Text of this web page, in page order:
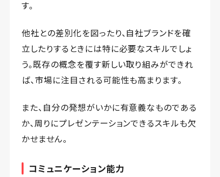
す。
他社との差別化を図ったり、自社ブランドを確
立したりするときには特に必要なスキルでしょ
う。既存の概念を覆す新しい取り組みができれ
ば、市場に注目される可能性も高まります。
また、自分の発想がいかに有意義なものである
か、周りにプレゼンテーションできるスキルも欠
かせません。
コミュニケーション能力